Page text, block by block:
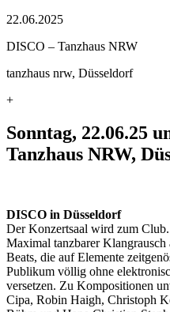
22.06.2025
DISCO – Tanzhaus NRW
tanzhaus nrw, Düsseldorf
+
Sonntag, 22.06.25
Tanzhaus NRW,
DISCO in Düsseldorf
Der Konzertsaal wird zum
Maximal tanzbarer
Beats, die auf Elemente
Publikum völlig ohne
versetzen. Zu Kompositionen
Cipa, Robin Haigh, Christoph